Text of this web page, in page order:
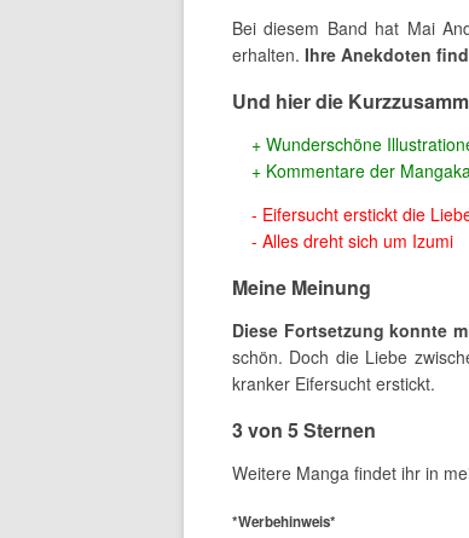
Bei diesem Band hat Mai
erhalten. Ihre Anekdoten
Und hier die
Wunderschöne
Kommentare der Mangaka
Eifersucht erstickt die
Alles dreht sich um Izumi
Meine Meinung
Diese Fortsetzung konnte
schön. Doch die Liebe
kranker Eifersucht erstickt.
3 von 5 Sternen
Weitere Manga findet ihr in
*Werbehinweis*